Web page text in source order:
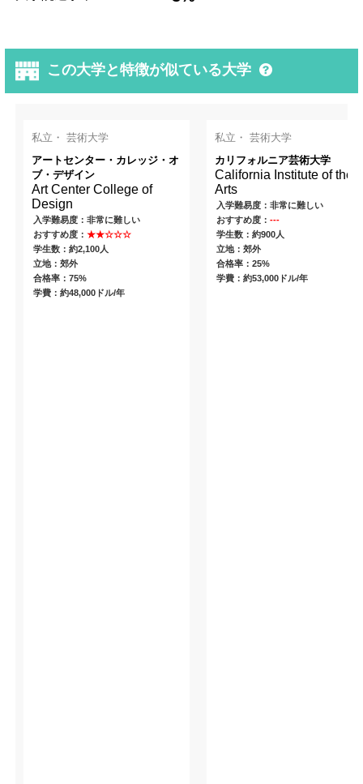
この大学と特徴が似ている大学
私立・ 芸術大学
アートセンター・カレッジ・オ
ブ・デザイン
Art Center College of
Design
入学難易度：非常に難しい
おすすめ度：★★☆☆☆
学生数：約2,100人
立地：郊外
合格率：75%
学費：約48,000ドル/年
私立・ 芸術大学
カリフォルニア芸術大学
California Institute of the
Arts
入学難易度：非常に難しい
おすすめ度： ---
学生数：約900人
立地：郊外
合格率：25%
学費：約53,000ドル/年